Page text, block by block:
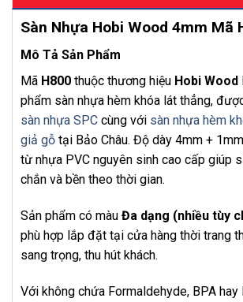
Sàn Nhựa Hobi Wood 4mm Mã
Mô Tả Sản Phẩm
Mã H800 thuộc thương hiệu Hobi Wood
phẩm sàn nhựa hèm khóa lát thẳng,
sàn nhựa SPC cùng với sàn nhựa hèm
giả gỗ tại Bảo Châu. Độ dày 4mm +
từ nhựa PVC nguyên sinh cao cấp giúp
chắn và bền theo thời gian.
Sản phẩm có màu Đa dạng (nhiều tùy
phù hợp lắp đặt tại cửa hàng thời trang
sang trọng, thu hút khách.
Với không chứa Formaldehyde, BPA hay